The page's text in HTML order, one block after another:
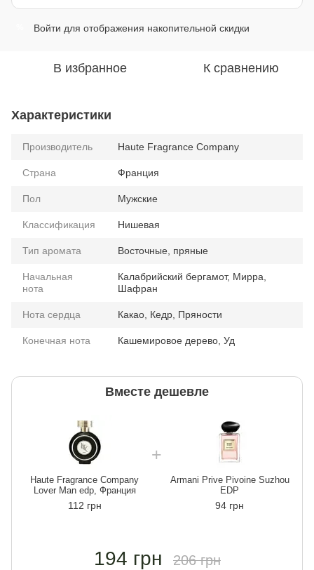
Войти для отображения накопительной скидки
В избранное К сравнению
Характеристики
Производитель Haute Fragrance Company
Страна Франция
Пол Мужские
Классификация Нишевая
Тип аромата Восточные, пряные
Начальная
нота
Калабрийский бергамот, Мирра,
Шафран
Нота сердца Какао, Кедр, Пряности
Конечная нота Кашемировое дерево, Уд
Вместе дешевле
Haute Fragrance Company
Lover Man edp, Франция
112 грн
Armani Prive Pivoine Suzhou
EDP
94 грн
194 грн 206 грн